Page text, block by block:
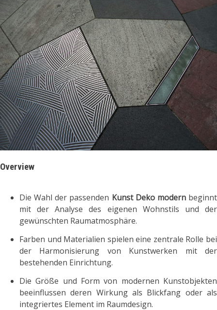
Overview
Die Wahl der passenden Kunst Deko modernbeginnt
mit der Analyse des eigenen Wohnstils und der
gewünschten Raumatmosphäre.
Farben und Materialien spielen eine zentrale Rolle bei
der Harmonisierung von Kunstwerken mit der
bestehenden Einrichtung.
Die Größe und Form von modernen Kunstobjekten
beeinflussen deren Wirkung als Blickfang oder als
integriertes Element im Raumdesign.